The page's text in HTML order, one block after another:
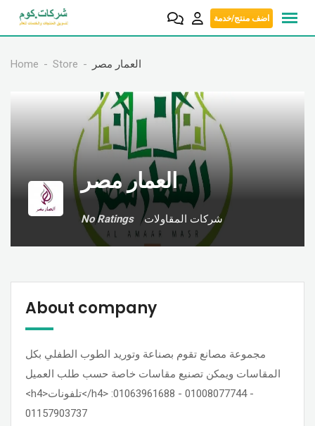
اضف منتج/خدمة
Home Store العمار مصر
العمار مصر
No Ratings شركات المقاولات
About company
مجموعة مصانع تقوم بصناعة وتوريد الطوب الطفلي بكل
المقاسات ويمكن تصنيع مقاسات خاصة حسب طلب العميل
<h4>تلفونات</h4> :01063961688 - 01008077744 -
01157903737